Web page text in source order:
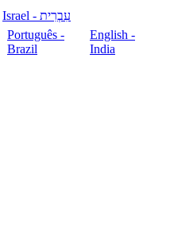
עִבְרִית - Israel
Português -
Brazil
English -
India